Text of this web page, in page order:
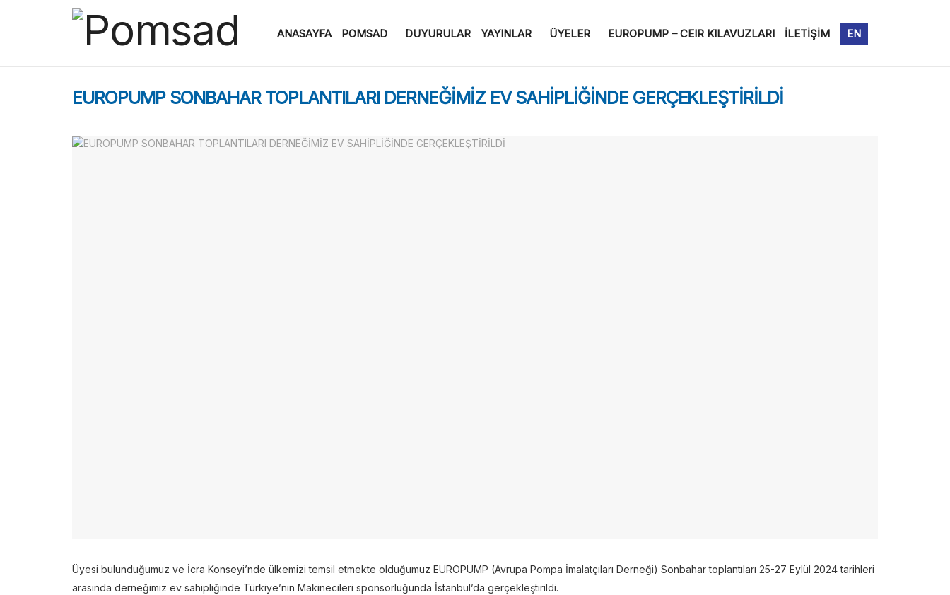
ANASAYFA POMSAD DUYURULAR YAYINLAR ÜYELER EUROPUMP – CEIR KILAVUZLARI İLETİŞİM EN
EUROPUMP SONBAHAR TOPLANTILARI DERNEĞİMİZ EV SAHİPLİĞİNDE GERÇEKLEŞTİRİLDİ
Üyesi bulunduğumuz ve İcra Konseyi’nde ülkemizi temsil etmekte olduğumuz EUROPUMP (Avrupa Pompa İmalatçıları Derneği) Sonbahar toplantıları 25-27 Eylül 2024 tarihleri
arasında derneğimiz ev sahipliğinde Türkiye’nin Makinecileri sponsorluğunda İstanbul’da gerçekleştirildi.